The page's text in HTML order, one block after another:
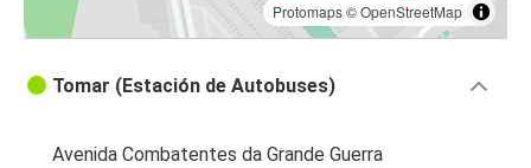
Protomaps©OpenStreetMap
Tomar (Estación de Autobuses)
Avenida Combatentes da Grande Guerra